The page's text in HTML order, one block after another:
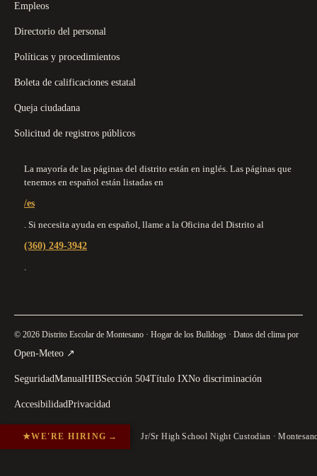
Empleos
Directorio del personal
Políticas y procedimientos
Boleta de calificaciones estatal
Queja ciudadana
Solicitud de registros públicos
La mayoría de las páginas del distrito están en inglés. Las páginas que
tenemos en español están listadas en
/es
. Si necesita ayuda en español, llame a la Oficina del Distrito al
(360) 249-3942
.
© 2026 Distrito Escolar de Montesano · Hogar de los Bulldogs · Datos del clima por
Open-Meteo ↗
SeguridadManualHIBSección 504Título IXNo discriminación
AccesibilidadPrivacidad
★WE'RE HIRING → Jr/Sr High School Night Custodian ·